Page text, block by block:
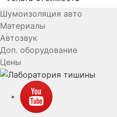
Шумоизоляция авто
Материалы
Автозвук
Доп. оборудование
Цены